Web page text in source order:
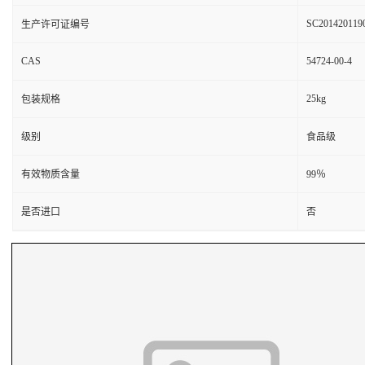
生产许可证编号
CAS 54724-00-4
包装规格 25kg
级别 食品级
有效物质含量 99％
是否进口 否